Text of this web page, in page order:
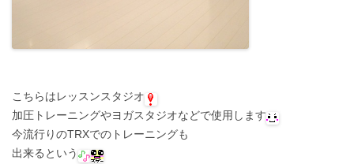
こちらはレッスンスタジオ
加圧トレーニングやヨガスタジオなどで使用します
今流行りのTRXでのトレーニングも
出来るという